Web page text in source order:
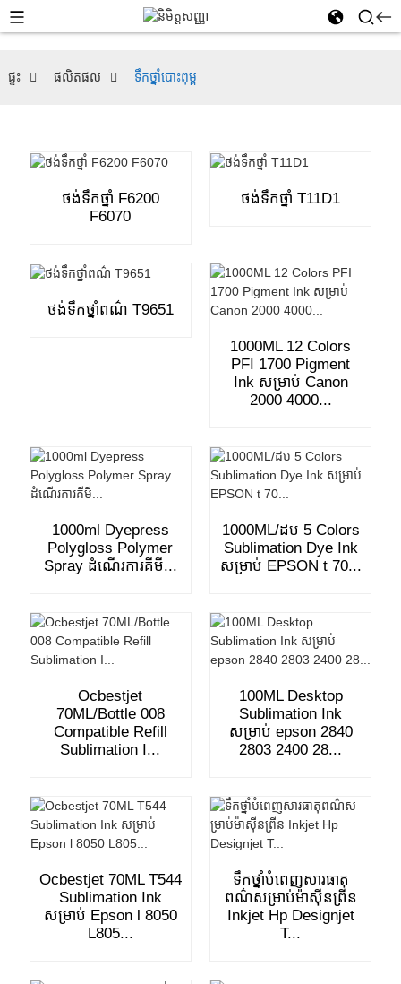
ផ្ទះ ផលិតផល ទឹកថ្នាំបោះពុម្ព
ថង់ទឹកថ្នាំ F6200
F6070
ថង់ទឹកថ្នាំ T11D1
ថង់ទឹកថ្នាំពណ៌ T9651
1000ML 12 Colors
PFI 1700 Pigment
Ink សម្រាប់ Canon
2000 4000...
1000ml Dyepress
Polygloss Polymer
Spray ដំណើរការគីមី...
1000ML/ដប 5 Colors
Sublimation Dye Ink
សម្រាប់ EPSON t 70...
Ocbestjet
70ML/Bottle 008
Compatible Refill
Sublimation I...
100ML Desktop
Sublimation Ink
សម្រាប់ epson 2840
2803 2400 28...
Ocbestjet 70ML T544
Sublimation Ink
សម្រាប់ Epson l 8050
L805...
ទឹកថ្នាំបំពេញសារធាតុ
ពណ៌សម្រាប់ម៉ាស៊ីនព្រីន
Inkjet Hp Designjet
T...